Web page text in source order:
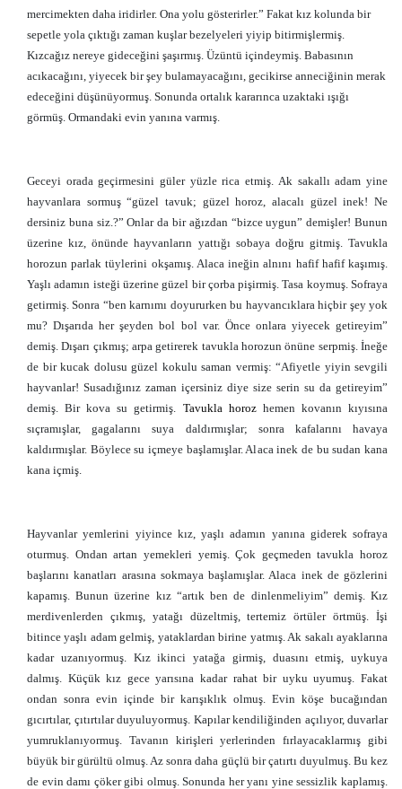
mercimekten daha iridirler. Ona yolu gösterirler.” Fakat kız kolunda bir
sepetle yola çıktığı zaman kuşlar bezelyeleri yiyip bitirmişlermiş.
Kızcağız nereye gideceğini şaşırmış. Üzüntü içindeymiş. Babasının
acıkacağını, yiyecek bir şey bulamayacağını, gecikirse anneciğinin merak
edeceğini düşünüyormuş. Sonunda ortalık kararınca uzaktaki ışığı
görmüş. Ormandaki evin yanına varmış.
Geceyi orada geçirmesini güler yüzle rica etmiş. Ak sakallı adam yine
hayvanlara sormuş “güzel tavuk; güzel horoz, alacalı güzel inek! Ne
dersiniz buna siz.?” Onlar da bir ağızdan “bizce uygun” demişler! Bunun
üzerine kız, önünde hayvanların yattığı sobaya doğru gitmiş. Tavukla
horozun parlak tüylerini okşamış. Alaca ineğin alnını hafif hafif kaşımış.
Yaşlı adamın isteği üzerine güzel bir çorba pişirmiş. Tasa koymuş. Sofraya
getirmiş. Sonra “ben karnımı doyururken bu hayvancıklara hiçbir şey yok
mu? Dışarıda her şeyden bol bol var. Önce onlara yiyecek getireyim”
demiş. Dışarı çıkmış; arpa getirerek tavukla horozun önüne serpmiş. İneğe
de bir kucak dolusu güzel kokulu saman vermiş: “Afiyetle yiyin sevgili
hayvanlar! Susadığınız zaman içersiniz diye size serin su da getireyim”
demiş. Bir kova su getirmiş. Tavukla horozhemen kovanın kıyısına
sıçramışlar, gagalarını suya daldırmışlar; sonra kafalarını havaya
kaldırmışlar. Böylece su içmeye başlamışlar. Alaca inek de bu sudan kana
kana içmiş.
Hayvanlar yemlerini yiyince kız, yaşlı adamın yanına giderek sofraya
oturmuş. Ondan artan yemekleri yemiş. Çok geçmeden tavukla horoz
başlarını kanatları arasına sokmaya başlamışlar. Alaca inek de gözlerini
kapamış. Bunun üzerine kız “artık ben de dinlenmeliyim” demiş. Kız
merdivenlerden çıkmış, yatağı düzeltmiş, tertemiz örtüler örtmüş. İşi
bitince yaşlı adam gelmiş, yataklardan birine yatmış. Ak sakalı ayaklarına
kadar uzanıyormuş. Kız ikinci yatağa girmiş, duasını etmiş, uykuya
dalmış. Küçük kız gece yarısına kadar rahat bir uyku uyumuş. Fakat
ondan sonra evin içinde bir karışıklık olmuş. Evin köşe bucağından
gıcırtılar, çıtırtılar duyuluyormuş. Kapılar kendiliğinden açılıyor, duvarlar
yumruklanıyormuş. Tavanın kirişleri yerlerinden fırlayacaklarmış gibi
büyük bir gürültü olmuş. Az sonra daha güçlü bir çatırtı duyulmuş. Bu kez
de evin damı çöker gibi olmuş. Sonunda her yanı yine sessizlik kaplamış.